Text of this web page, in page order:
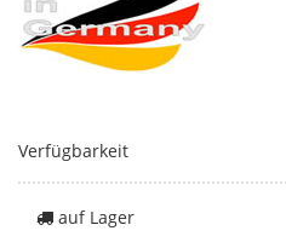
Verfügbarkeit
auf Lager